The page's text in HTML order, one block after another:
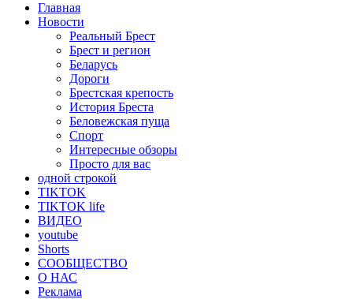
Главная
Новости
Реальный Брест
Брест и регион
Беларусь
Дороги
Брестская крепость
История Бреста
Беловежская пуща
Спорт
Интересные обзоры
Просто для вас
одной строкой
TIKTOK
TIKTOK life
ВИДЕО
youtube
Shorts
СООБЩЕСТВО
О НАС
Реклама